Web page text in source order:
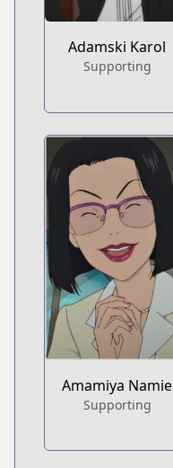
Adamski Karol
Supporting
Amamiya Namie
Supporting